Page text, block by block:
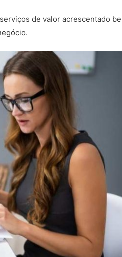
de valor acrescentado